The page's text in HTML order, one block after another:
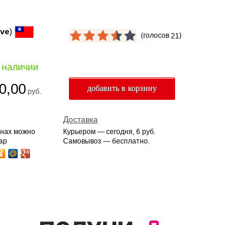
) (голосов 21)
руб.
можно
Доставка
Курьером — сегодня, 6 руб.
Самовывоз — бесплатно.